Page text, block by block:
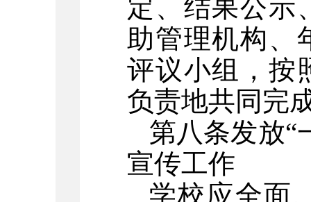
定、结果公示
助管理机构、
评议小组，按
负责地共同完
第八条发放“
宣传工作
学校应全面